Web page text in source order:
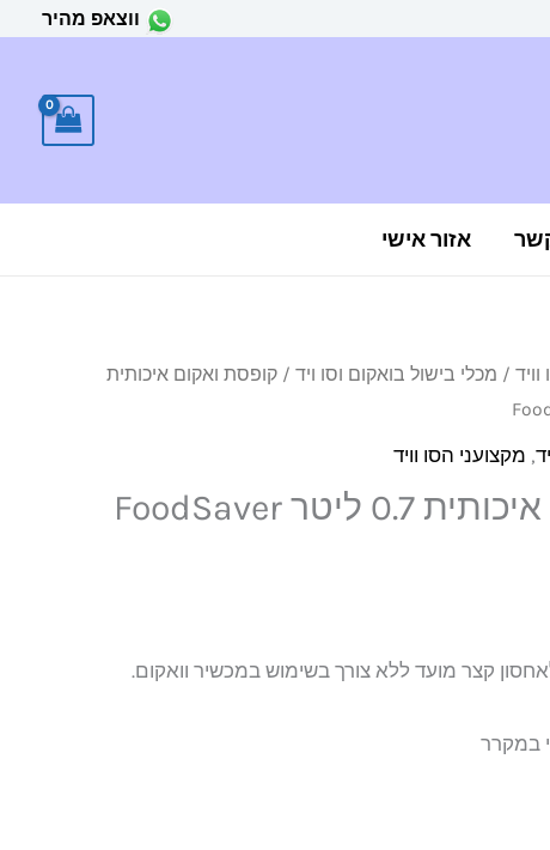
ווצאפ מהיר
אזור אישי
/ מכלי בישול בואקום וסו ויד / קופסת ואקום איכותית
, מקצועני הסו וויד
קופסת ואקום איכותית 0.7 ליטר FoodSaver
קצר מועד ללא צורך בשימוש במכשיר וואקום.
במקרר